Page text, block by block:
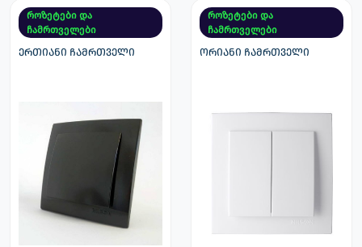
როზეტები და
ჩამრთველები
ერთიანი ჩამრთველი
როზეტები და
ჩამრთველები
ორიანი ჩამრთველი